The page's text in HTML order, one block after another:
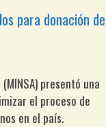
para donación de
presentó una
el proceso de
en el país.